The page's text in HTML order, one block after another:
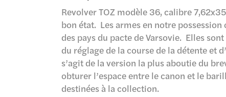
Revolver TOZ modèle 36, calibre
bon état. Les armes en notre
des pays du pacte de Varsovie. Elles
du réglage de la course de la détente et
s’agit de la version la plus aboutie du
obturer l’espace entre le canon et le
destinées à la collection.